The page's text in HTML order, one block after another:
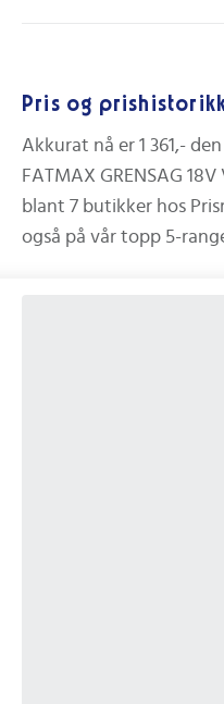
Pris og
Akkurat nå er 1 361,-
FATMAX GRENSAG
blant 7 butikker hos
også på vår topp 5-